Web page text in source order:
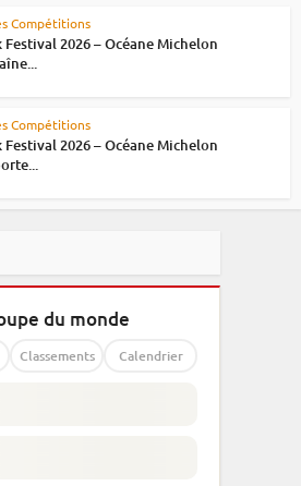
Compétitions
2026 – Océane Michelon
Compétitions
2026 – Océane Michelon
du monde
Classements Calendrier